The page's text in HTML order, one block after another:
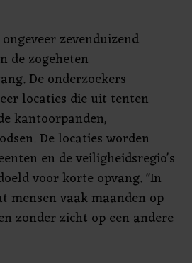
zevenduizend
de zogeheten
De onderzoekers
locaties die uit tenten
kantoorpanden,
De locaties worden
en de veiligheidsregio's
voor korte opvang. "In
vaak maanden op
zonder zicht op een andere